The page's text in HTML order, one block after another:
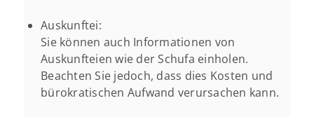
Auskunftei:
Sie können auch Informationen von
Auskunfteien wie der Schufa einholen.
Beachten Sie jedoch, dass dies Kosten und
bürokratischen Aufwand verursachen kann.